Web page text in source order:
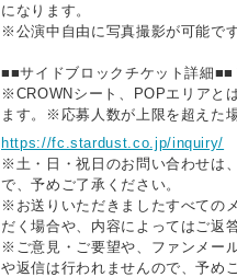
になります。
※公演中自由に写真撮影が可能で
■■サイドブロックチケット詳細■■
※CROWNシート、POPエリアと
ます。※応募人数が上限を超えた
https://fc.stardust.co.jp/inquiry/
※土・日・祝日のお問い合わせは
で、予めご了承ください。
※お送りいただきましたすべての
だく場合や、内容によってはご返
※ご意見・ご要望や、ファンメー
や返信は行われませんので、予め